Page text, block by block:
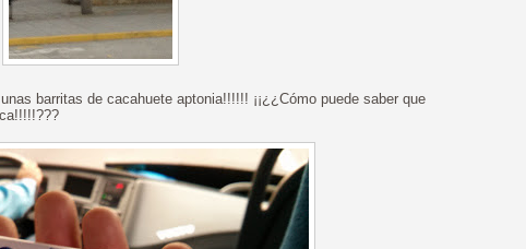
unas barritas de cacahuete aptonia!!!!!! ¡¡¿¿Cómo puede saber que